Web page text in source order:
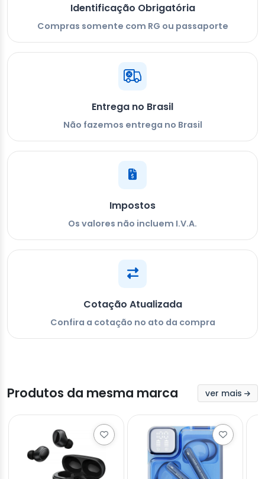
Identificação Obrigatória
Compras somente com RG ou passaporte
Entrega no Brasil
Não fazemos entrega no Brasil
Impostos
Os valores não incluem I.V.A.
Cotação Atualizada
Confira a cotação no ato da compra
Produtos da mesma marca ver mais